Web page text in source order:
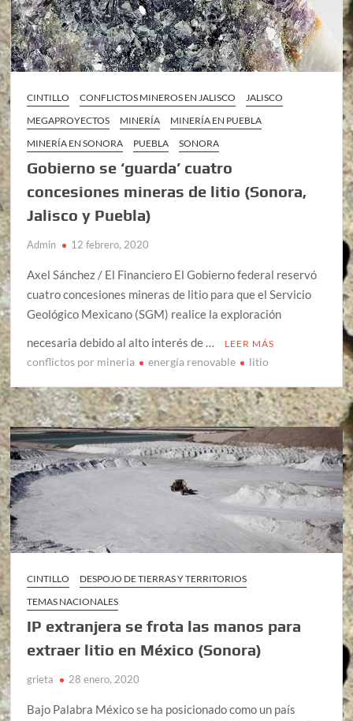
CINTILLO CONFLICTOS MINEROS EN JALISCO
JALISCO
MEGAPROYECTOS
MINERÍA
MINERÍA EN PUEBLA
MINERÍA EN SONORA
PUEBLA SONORA
Gobierno se ‘guarda’ cuatro
concesiones mineras de litio (Sonora,
Jalisco y Puebla)
Admin 12 febrero, 2020
Axel Sánchez / El Financiero El Gobierno federal reservó
cuatro concesiones mineras de litio para que el Servicio
Geológico Mexicano (SGM) realice la exploración
necesaria debido al alto interés de …
LEER MÁS
conflictos por mineria energía renovable litio
CINTILLO
DESPOJO DE TIERRAS Y TERRITORIOS
TEMAS NACIONALES
IP extranjera se frota las manos para
extraer litio en México (Sonora)
grieta 28 enero, 2020
Bajo Palabra México se ha posicionado como un país